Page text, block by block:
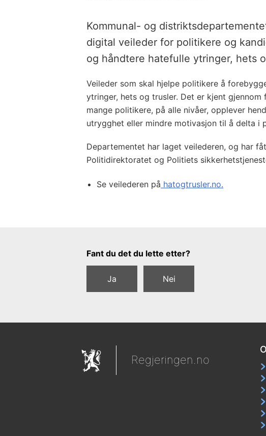
Kommunal- og
digital veileder for politikere og
og håndtere hatefulle ytringer, hets
Veileder som skal hjelpe politikere å
ytringer, hets og trusler. Det er kjent gjennom
mange politikere, på alle nivåer, opplever
utrygghet eller mindre motivasjon til å delta i
Departementet har laget veilederen, og har
Politidirektoratet og Politiets
Se veilederen på hatogtrusler.no.
Tilbakemeldingsskjema
Fant du det du lette etter?
Ja Nei
Regjeringen.no